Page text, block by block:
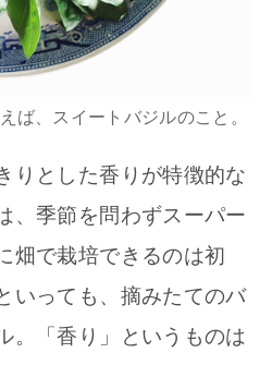
ば、スイートバジルのこと。
りとした香りが特徴的な
、季節を問わずスーパー
畑で栽培できるのは初
いっても、摘みたてのバ
。「香り」というものは